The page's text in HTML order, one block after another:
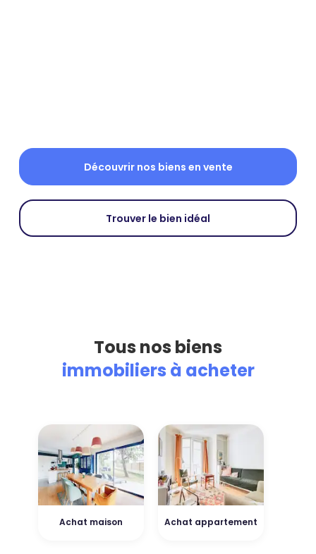
Découvrir nos biens en vente
Trouver le bien idéal
Tous nos biens
immobiliers à acheter
Achat maison Achat appartement